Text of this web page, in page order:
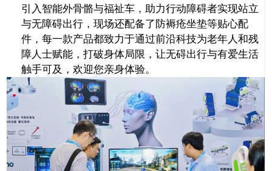
引入智能外骨骼与福祉车，助力行动障碍者实现站立
与无障碍出行，现场还配备了防褥疮坐垫等贴心配
件，每一款产品都致力于通过前沿科技为老年人和残
障人士赋能，打破身体局限，让无碍出行与有爱生活
触手可及，欢迎您亲身体验。